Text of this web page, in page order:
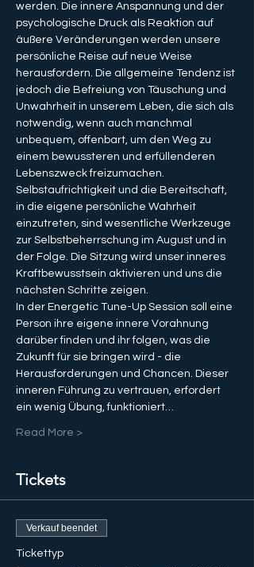
werden. Die innere Anspannung und der
psychologische Druck als Reaktion auf
äußere Veränderungen werden unsere
persönliche Reise auf neue Weise
herausfordern. Die allgemeine Tendenz ist
jedoch die Befreiung von Täuschung und
Unwahrheit in unserem Leben, die sich als
notwendig, wenn auch manchmal
unbequem, offenbart, um den Weg zu
einem bewussteren und erfüllenderen
Lebenszweck freizumachen.
Selbstaufrichtigkeit und die Bereitschaft,
in die eigene persönliche Wahrheit
einzutreten, sind wesentliche Werkzeuge
zur Selbstbeherrschung im August und in
der Folge. Die Sitzung wird unser inneres
Kraftbewusstsein aktivieren und uns die
nächsten Schritte zeigen.
In der Energetic Tune-Up Session soll eine
Person ihre eigene innere Vorahnung
darüber finden und ihr folgen, was die
Zukunft für sie bringen wird - die
Herausforderungen und Chancen. Dieser
inneren Führung zu vertrauen, erfordert
ein wenig Übung, funktioniert…
Read More >
Tickets
Verkauf beendet
Tickettyp